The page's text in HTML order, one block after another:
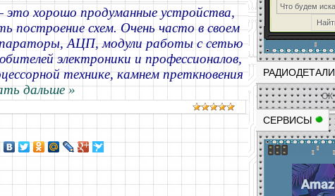
РАДИОДЕТАЛИ
ОК
СЕРВИСЫ
хорошо продуманные устройства,
построение схем. Очень часто в своем
АЦП, модули работы с сетью
электроники и профессионалов,
технике, камнем преткновения
дальше »